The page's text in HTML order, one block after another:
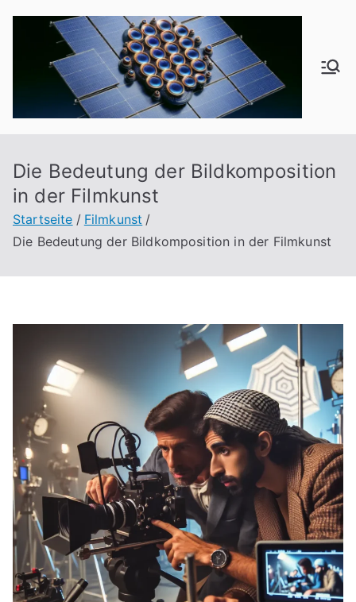
od
6
Die Bedeutung der Bildkomposition
in der Filmkunst
Startseite
Filmkunst
Die Bedeutung der Bildkomposition in der Filmkunst